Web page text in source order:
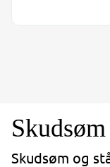
Skudsøm
Skudsøm og